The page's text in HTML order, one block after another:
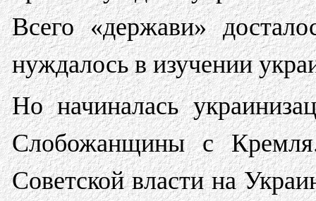
Всего «держави»
нуждалось в изучении
Но начиналась
Слобожанщины с
Советской власти на